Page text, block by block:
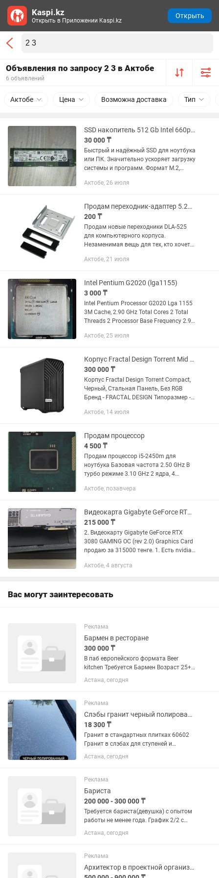
Объявления по запросу 2 3 в Актобе
6 объявлений
Актобе Цена Возможна доставка Тип
SSD накопитель 512 Gb Intel 660p Series, M.2, PCIe 3.0
30 000 ₸
Быстрый и надёжный SSD для ноутбука
или ПК. Значительно ускоряет загрузку
системы и программ. Формат M.2,
рабочий, отличный вариант для
Актобе, 26 июля
Продам переходник-адаптер 5.25 на 3.5 и 2.5 (DLA-525)
200 ₸
Продам новые переходники DLA-525
для компьютерного корпуса.
Незаменимая вещь для тех, кто хочет
железо в стандартный отсек для CD-
Актобе, 21 июля
Intel Pentium G2020 (lga1155)
3 000 ₸
Intel Pentium Processor G2020 Lga 1155
3M Cache, 2.90 GHz Total Cores 2 Total
Threads 2 Processor Base Frequency 2.90
Speed TDP 55 W
Актобе, 25 июля
Корпус Fractal Design Torrent Mid Tower
300 000 ₸
Корпус Fractal Design Torrent Compact,
Черный, Стальная Панель, Без RGB
Бренд - FRACTAL DESIGN Типоразмер -
совместимых плат - E-ATX Внутренние
Актобе, 14 июля
Продам процессор
4 500 ₸
Продам процессор i5-2450m для
ноутбука Базовая частота 2.50 GHz В
турбо режиме 3.10 GHz 2 ядра, 4
graphics 3000
Актобе, позавчера
Видеокарта Gigabyte GeForce RTX 3080 GAMING OC, есть в продаже 3070
215 000 ₸
2. Видеокарту Gigabyte GeForce RTX
3080 GAMING OC (rev 2.0) Graphics Card
продаю за 315000 тенге. 1. Есть nvidia
аксессуары, коробка. В разумных
Актобе, 4 августа
Вас могут заинтересовать
Реклама
Бармен в ресторане
300 000 ₸
В паб европейского формата Beer
kitchen Требуется Бармен Возраст 25+
С опытом работы от 1 года Знание
алкогольных напитков, коктейлей
📆 График: 2/2, с 11:30 до...
Астана, сегодня
Реклама
Слэбы гранит черный полированный и термообработанный
18 300 ₸
Гранит в стандартных плитках 60602
Гранит в слэбах для ступеней и
изделий 18060, 24060 есть в толщине 2
и 3 см Цена: от 18.300 тг за м2
Астана, сегодня
Реклама
Бариста
200 000 - 300 000 ₸
Требуется бариста(девушка) с опытом
работы не менее года. График 2/2 с
7:30 до 21:00 Выход 10к тг 5% от
продаж ежедневно Такси 1.000
8/1 Oneday coffee Мини...
Астана, сегодня
Реклама
Архитектор в проектной организации
Kaspi.kz
Открыть в Приложении Kaspi.kz
Открыть